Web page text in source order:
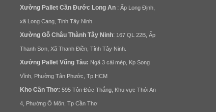
XườngPallet Cần Đước Long An :Ấp Long Định,
xã Long Cang, Tỉnh Tây Ninh.
Xường Gỗ Châu Thành Tây Ninh: 167 QL 22B, Ấp
Thanh Sơn, Xã Thanh Điền, Tỉnh Tây Ninh.
XưởngPallet Vũng Tàu: Ngã 3 cái mép, Kp Song
Vĩnh, Phường Tân Phước, Tp.HCM
Kho Cần Thơ:595 Tôn Đức Thắng, Khu vực Thới An
4, Phường Ô Môn, Tp Cần Thơ